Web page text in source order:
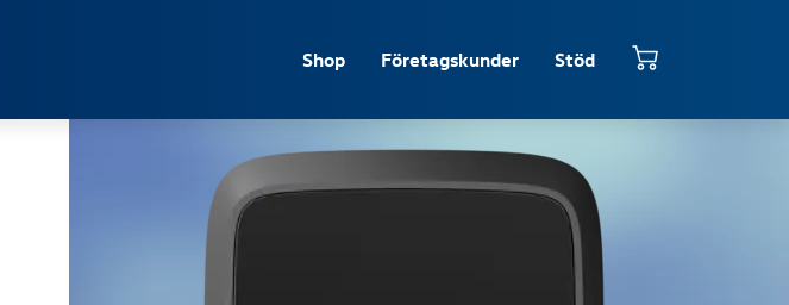
Shop Företagskunder Stöd